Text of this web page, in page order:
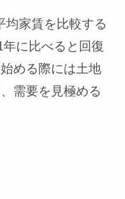
均家賃を比較する
に比べると回復
める際には土地
需要を見極める